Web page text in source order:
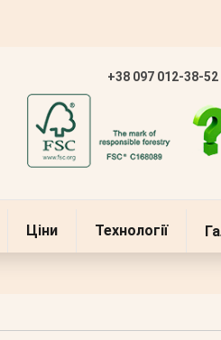
+38 097 012-38-52
Ціни Технології